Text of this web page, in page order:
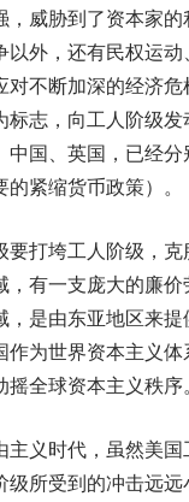
，威胁到了资本家
以外，还有民权运
对不断加深的经济
标志，向工人阶级
中国、英国，已经
紧缩货币政策）。
要打垮工人阶级，
，有一支庞大的廉
，是由东亚地区来
作为世界资本主义
摇全球资本主义秩
主义时代，虽然美
级所受到的冲击远